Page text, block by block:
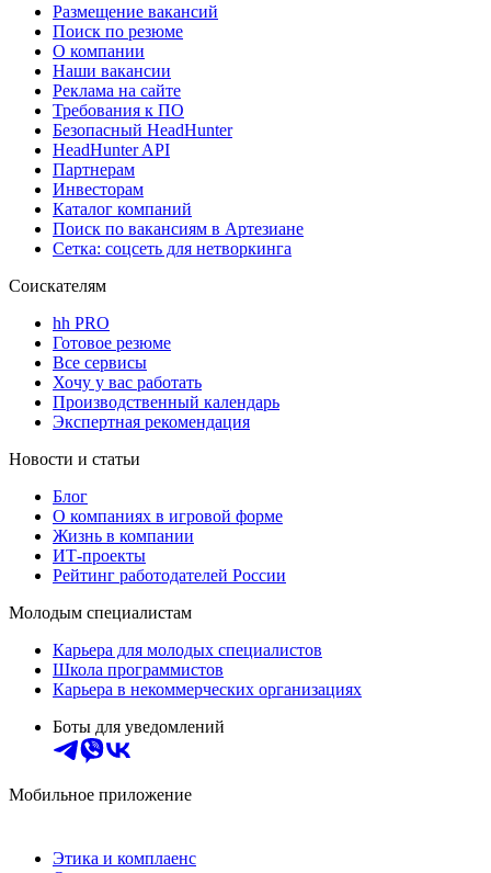
Размещение вакансий
Поиск по резюме
О компании
Наши вакансии
Реклама на сайте
Требования к ПО
Безопасный HeadHunter
HeadHunter API
Партнерам
Инвесторам
Каталог компаний
Поиск по вакансиям в Артезиане
Сетка: соцсеть для нетворкинга
Соискателям
hh PRO
Готовое резюме
Все сервисы
Хочу у вас работать
Производственный календарь
Экспертная рекомендация
Новости и статьи
Блог
О компаниях в игровой форме
Жизнь в компании
ИТ-проекты
Рейтинг работодателей России
Молодым специалистам
Карьера для молодых специалистов
Школа программистов
Карьера в некоммерческих организациях
Боты для уведомлений
Мобильное приложение
Этика и комплаенс